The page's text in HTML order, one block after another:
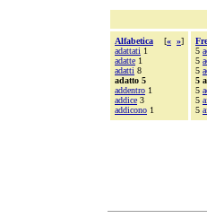
Alfabetica [« »]
adattati 1
adatte 1
adatti 8
adatto 5
addentro 1
addice 3
addicono 1
5
5
5
5
5
5
5